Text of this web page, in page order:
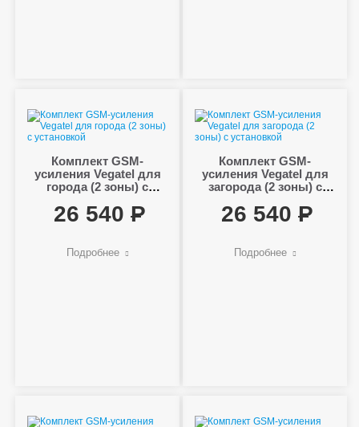
Комплект GSM-
усиления Vegatel для
города (2 зоны) с
26 540
Подробнее
Комплект GSM-
усиления Vegatel для
загорода (2 зоны) с
26 540
Подробнее